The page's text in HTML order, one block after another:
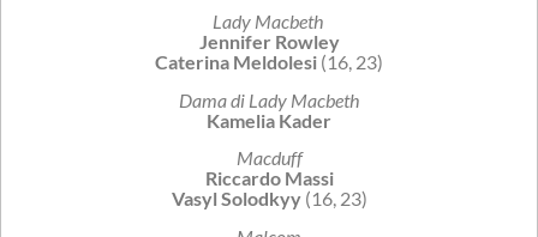
Lady Macbeth
Jennifer Rowley
Caterina Meldolesi (16, 23)
Dama di Lady Macbeth
Kamelia Kader
Macduff
Riccardo Massi
Vasyl Solodkyy(16, 23)